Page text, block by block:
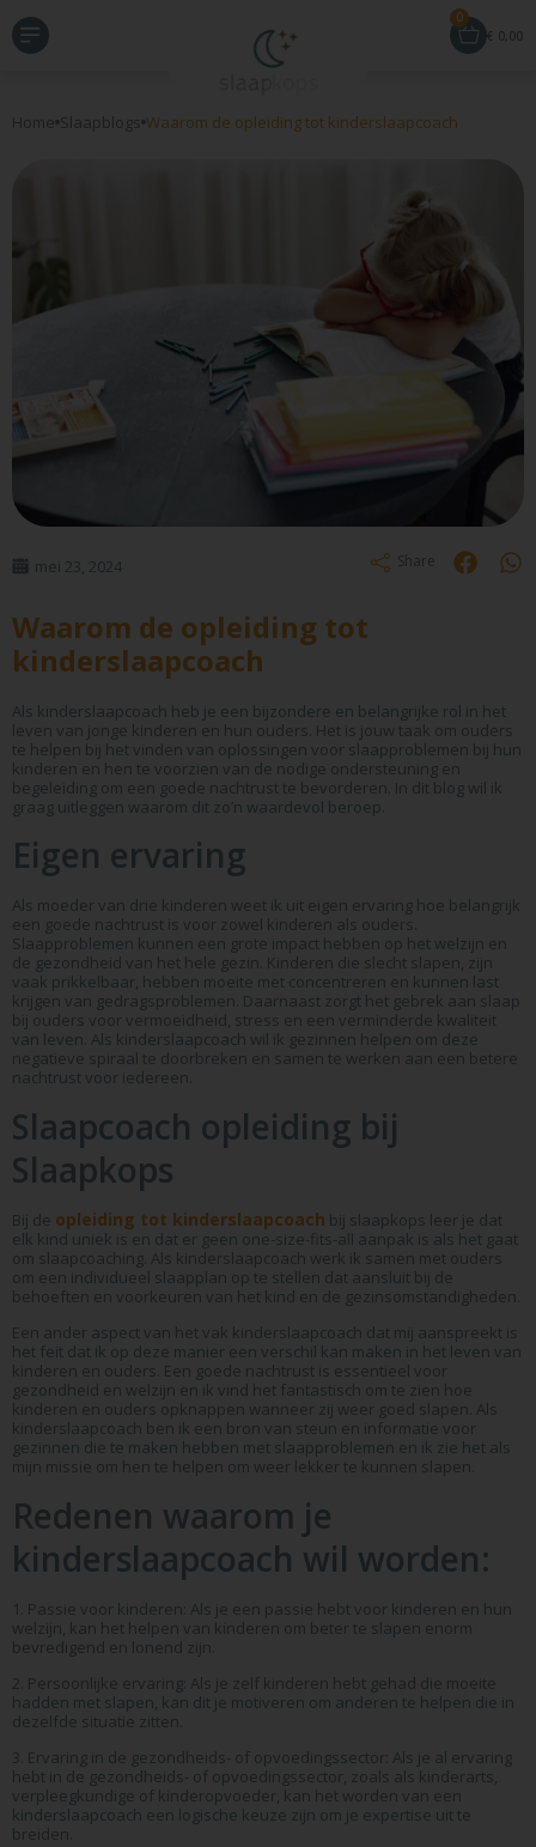
€ 0,00
0
Home Slaapblogs Waarom de opleiding tot kinderslaapcoach
mei 23, 2024 Share
Waarom de opleiding tot
kinderslaapcoach
Als kinderslaapcoach heb je een bijzondere en belangrijke rol in het
leven van jonge kinderen en hun ouders. Het is jouw taak om ouders
te helpen bij het vinden van oplossingen voor slaapproblemen bij hun
kinderen en hen te voorzien van de nodige ondersteuning en
begeleiding om een goede nachtrust te bevorderen. In dit blog wil ik
graag uitleggen waarom dit zo’n waardevol beroep.
Eigen ervaring
Als moeder van drie kinderen weet ik uit eigen ervaring hoe belangrijk
een goede nachtrust is voor zowel kinderen als ouders.
Slaapproblemen kunnen een grote impact hebben op het welzijn en
de gezondheid van het hele gezin. Kinderen die slecht slapen, zijn
vaak prikkelbaar, hebben moeite met concentreren en kunnen last
krijgen van gedragsproblemen. Daarnaast zorgt het gebrek aan slaap
bij ouders voor vermoeidheid, stress en een verminderde kwaliteit
van leven. Als kinderslaapcoach wil ik gezinnen helpen om deze
negatieve spiraal te doorbreken en samen te werken aan een betere
nachtrust voor iedereen.
Slaapcoach opleiding bij
Slaapkops
Bij de opleiding tot kinderslaapcoach bij slaapkops leer je dat
elk kind uniek is en dat er geen one-size-fits-all aanpak is als het gaat
om slaapcoaching. Als kinderslaapcoach werk ik samen met ouders
om een individueel slaapplan op te stellen dat aansluit bij de
behoeften en voorkeuren van het kind en de gezinsomstandigheden.
Een ander aspect van het vak kinderslaapcoach dat mij aanspreekt is
het feit dat ik op deze manier een verschil kan maken in het leven van
kinderen en ouders. Een goede nachtrust is essentieel voor
gezondheid en welzijn en ik vind het fantastisch om te zien hoe
kinderen en ouders opknappen wanneer zij weer goed slapen. Als
kinderslaapcoach ben ik een bron van steun en informatie voor
gezinnen die te maken hebben met slaapproblemen en ik zie het als
mijn missie om hen te helpen om weer lekker te kunnen slapen.
Redenen waarom je
kinderslaapcoach wil worden:
1. Passie voor kinderen: Als je een passie hebt voor kinderen en hun
welzijn, kan het helpen van kinderen om beter te slapen enorm
bevredigend en lonend zijn.
2. Persoonlijke ervaring: Als je zelf kinderen hebt gehad die moeite
hadden met slapen, kan dit je motiveren om anderen te helpen die in
dezelfde situatie zitten.
3. Ervaring in de gezondheids- of opvoedingssector: Als je al ervaring
hebt in de gezondheids- of opvoedingssector, zoals als kinderarts,
verpleegkundige of kinderopvoeder, kan het worden van een
kinderslaapcoach een logische keuze zijn om je expertise uit te
breiden.